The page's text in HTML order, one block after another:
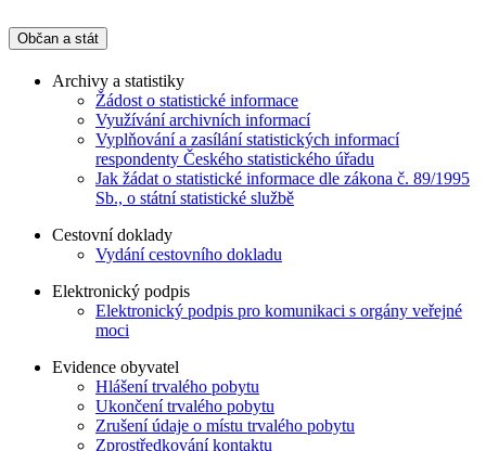
Občan a stát
Archivy a statistiky
Žádost o statistické informace
Využívání archivních informací
Vyplňování a zasílání statistických informací
respondenty Českého statistického úřadu
Jak žádat o statistické informace dle zákona č. 89/1995
Sb., o státní statistické službě
Cestovní doklady
Vydání cestovního dokladu
Elektronický podpis
Elektronický podpis pro komunikaci s orgány veřejné
moci
Evidence obyvatel
Hlášení trvalého pobytu
Ukončení trvalého pobytu
Zrušení údaje o místu trvalého pobytu
Zprostředkování kontaktu